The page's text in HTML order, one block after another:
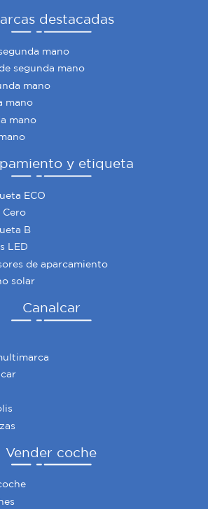
destacadas
mano
segunda mano
mano
mano
mano
y etiqueta
ECO
Cero
B
LED
de aparcamiento
solar
Canalcar
Vender coche